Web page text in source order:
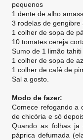
pequenos
1 dente de alho
3 rodelas de gengibre
1 colher de sopa de
10 tomates cereja
Sumo de 1 limão
1 colher de sopa de
1 colher de café de
Sal a gosto.
Modo de fazer:
Comece refogando a
de chicória e só
Quando as folhas ja
páprica defumada